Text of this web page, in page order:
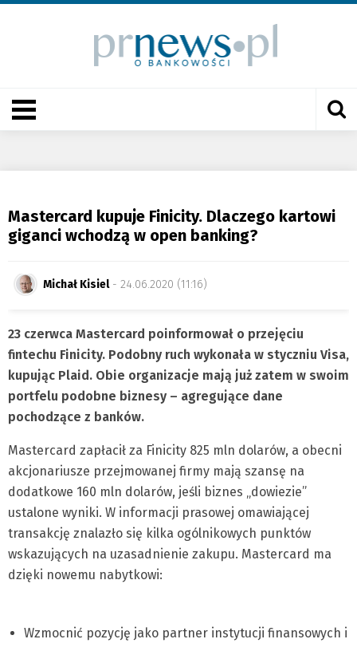
Mastercard kupuje Finicity. Dlaczego kartowi
giganci wchodzą w open banking?
Michał Kisiel- 24.06.2020 (11:16)
23 czerwca Mastercard poinformował o przejęciu
fintechu Finicity. Podobny ruch wykonała w styczniu Visa,
kupując Plaid. Obie organizacje mają już zatem w swoim
portfelu podobne biznesy – agregujące dane
pochodzące z banków.
Mastercard zapłacił za Finicity 825 mln dolarów, a obecni
akcjonariusze przejmowanej firmy mają szansę na
dodatkowe 160 mln dolarów, jeśli biznes „dowiezie”
ustalone wyniki. W informacji prasowej omawiającej
transakcję znalazło się kilka ogólnikowych punktów
wskazujących na uzasadnienie zakupu. Mastercard ma
dzięki nowemu nabytkowi:
Wzmocnić pozycję jako partner instytucji finansowych i